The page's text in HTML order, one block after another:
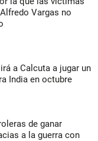
Vargas no
a Calcuta a jugar un
India en octubre
de ganar
a la guerra con